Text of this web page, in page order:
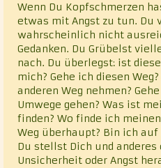
Wenn Du Kopfschmerzen
etwas mit Angst zu tun. Du
wahrscheinlich nicht
Gedanken. Du Grübelst
nach. Du überlegst: ist
mich? Gehe ich diesen
anderen Weg nehmen?
Umwege gehen? Was ist
finden? Wo finde ich
Weg überhaupt? Bin ich
Du stellst Dich und
Unsicherheit oder Angst